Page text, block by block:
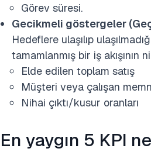
Görev süresi.
Gecikmeli göstergeler
Hedeflere ulaşılıp
tamamlanmış bir iş akışının
Elde edilen toplam satış
Müşteri veya çalışan
Nihai çıktı/kusur oranları
En yaygın 5 KPI